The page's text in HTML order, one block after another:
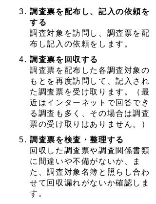
調査票を配布し、記入の依頼を
する
調査対象を訪問し、調査票を配
布し記入の依頼をします。
調査票を回収する
調査票を配布した各調査対象の
もとを再度訪問して、記入され
た調査票を受け取ります。（最
近はインターネットで回答でき
る調査も多く、その場合は調査
票の受け取りはありません。）
調査票を検査・整理する
回収した調査票や調査関係書類
に間違いや不備がないか、ま
た、調査対象名簿と照らし合わ
せて回収漏れがないか確認しま
す。